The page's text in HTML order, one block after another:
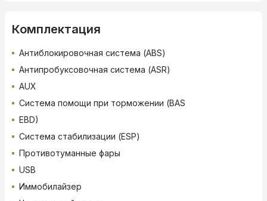
Комплектация
Антиблокировочная система (ABS)
Антипробуксовочная система (ASR)
AUX
Система помощи при торможении (BAS
EBD)
Система стабилизации (ESP)
Противотуманные фары
USB
Иммобилайзер